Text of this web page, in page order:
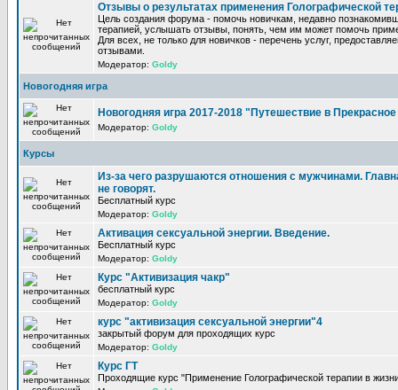
Отзывы о результатах применения Голографической
Цель создания форума - помочь новичкам, недавно
терапией, услышать отзывы, понять, чем им может помочь
Для всех, не только для новичков - перечень услуг,
отзывами.
Модератор: Goldy
Новогодняя игра
Новогодняя игра 2017-2018 "Путешествие в
Модератор: Goldy
Курсы
Из-за чего разрушаются отношения с мужчинами.
не говорят.
Бесплатный курс
Модератор: Goldy
Активация сексуальной энергии. Введение.
Бесплатный курс
Модератор: Goldy
Курс "Активизация чакр"
бесплатный курс
Модератор: Goldy
курс "активизация сексуальной энергии"4
закрытый форум для проходящих курс
Модератор: Goldy
Курс ГТ
Проходящие курс "Применение Голографической терапии в